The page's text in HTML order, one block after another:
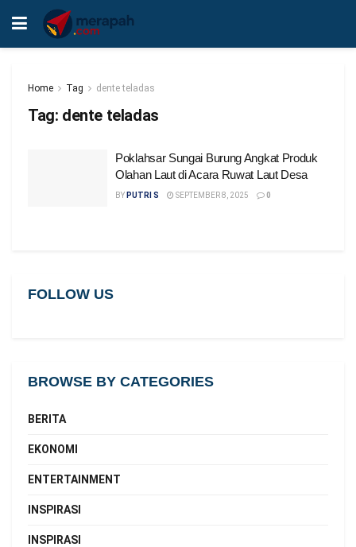
Home Tag dente teladas
Tag: dente teladas
Poklahsar Sungai Burung Angkat Produk
Olahan Laut di Acara Ruwat Laut Desa
BY PUTRI S SEPTEMBER 8, 2025 0
FOLLOW US
BROWSE BY CATEGORIES
BERITA
EKONOMI
ENTERTAINMENT
INSPIRASI
INSPIRASI